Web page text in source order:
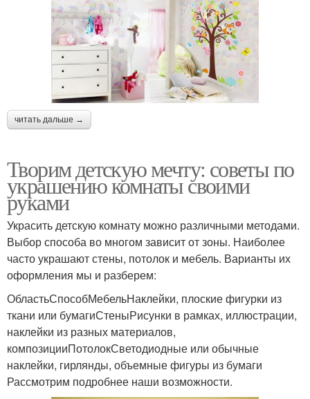
читать дальше →
Творим детскую мечту: советы по
украшению комнаты своими
руками
Украсить детскую комнату можно различными методами.
Выбор способа во многом зависит от зоны. Наиболее
часто украшают стены, потолок и мебель. Варианты их
оформления мы и разберем:
ОбластьСпособМебельНаклейки, плоские фигурки из
ткани или бумагиСтеныРисунки в рамках, иллюстрации,
наклейки из разных материалов,
композицииПотолокСветодиодные или обычные
наклейки, гирлянды, объемные фигуры из бумаги
Рассмотрим подробнее наши возможности.